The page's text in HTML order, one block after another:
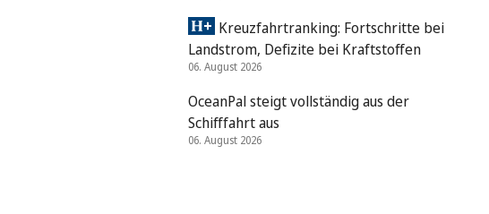
Kreuzfahrtranking: Fortschritte bei
Landstrom, Defizite bei Kraftstoffen
06. August 2026
OceanPal steigt vollständig aus der
Schifffahrt aus
06. August 2026